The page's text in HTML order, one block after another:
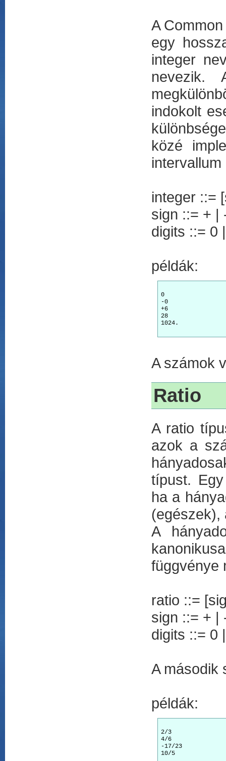
A
egy
integer
indokolt
közé
intervallum
integer ::=
sign ::= + |
digits ::= 0
példák:
0
-0
+6
28
1024.
A számok
Ratio
A ratio
azok a
típust.
ha a
(egészek),
A
függvénye
ratio ::=
sign ::= + |
digits ::= 0
A második
példák:
2/3
4/6
-17/23
10/5